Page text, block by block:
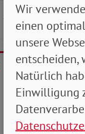
Wir
einen
unsere
entscheiden,
Natürlich
Einwilligung